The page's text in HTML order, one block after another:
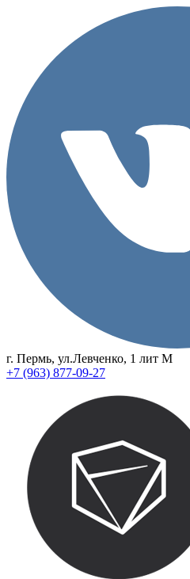
г. Пермь, ул.Левченко, 1 лит М
+7 (963) 877-09-27